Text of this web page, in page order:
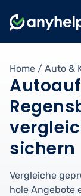
Home / Auto &
sichern
Vergleiche
hole Angebote